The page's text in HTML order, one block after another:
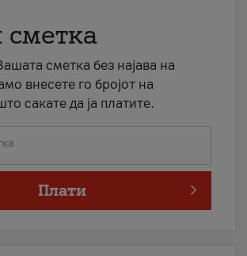
сметка
сметка без најава на
внесете го бројот на
сакате да ја платите.
Плати